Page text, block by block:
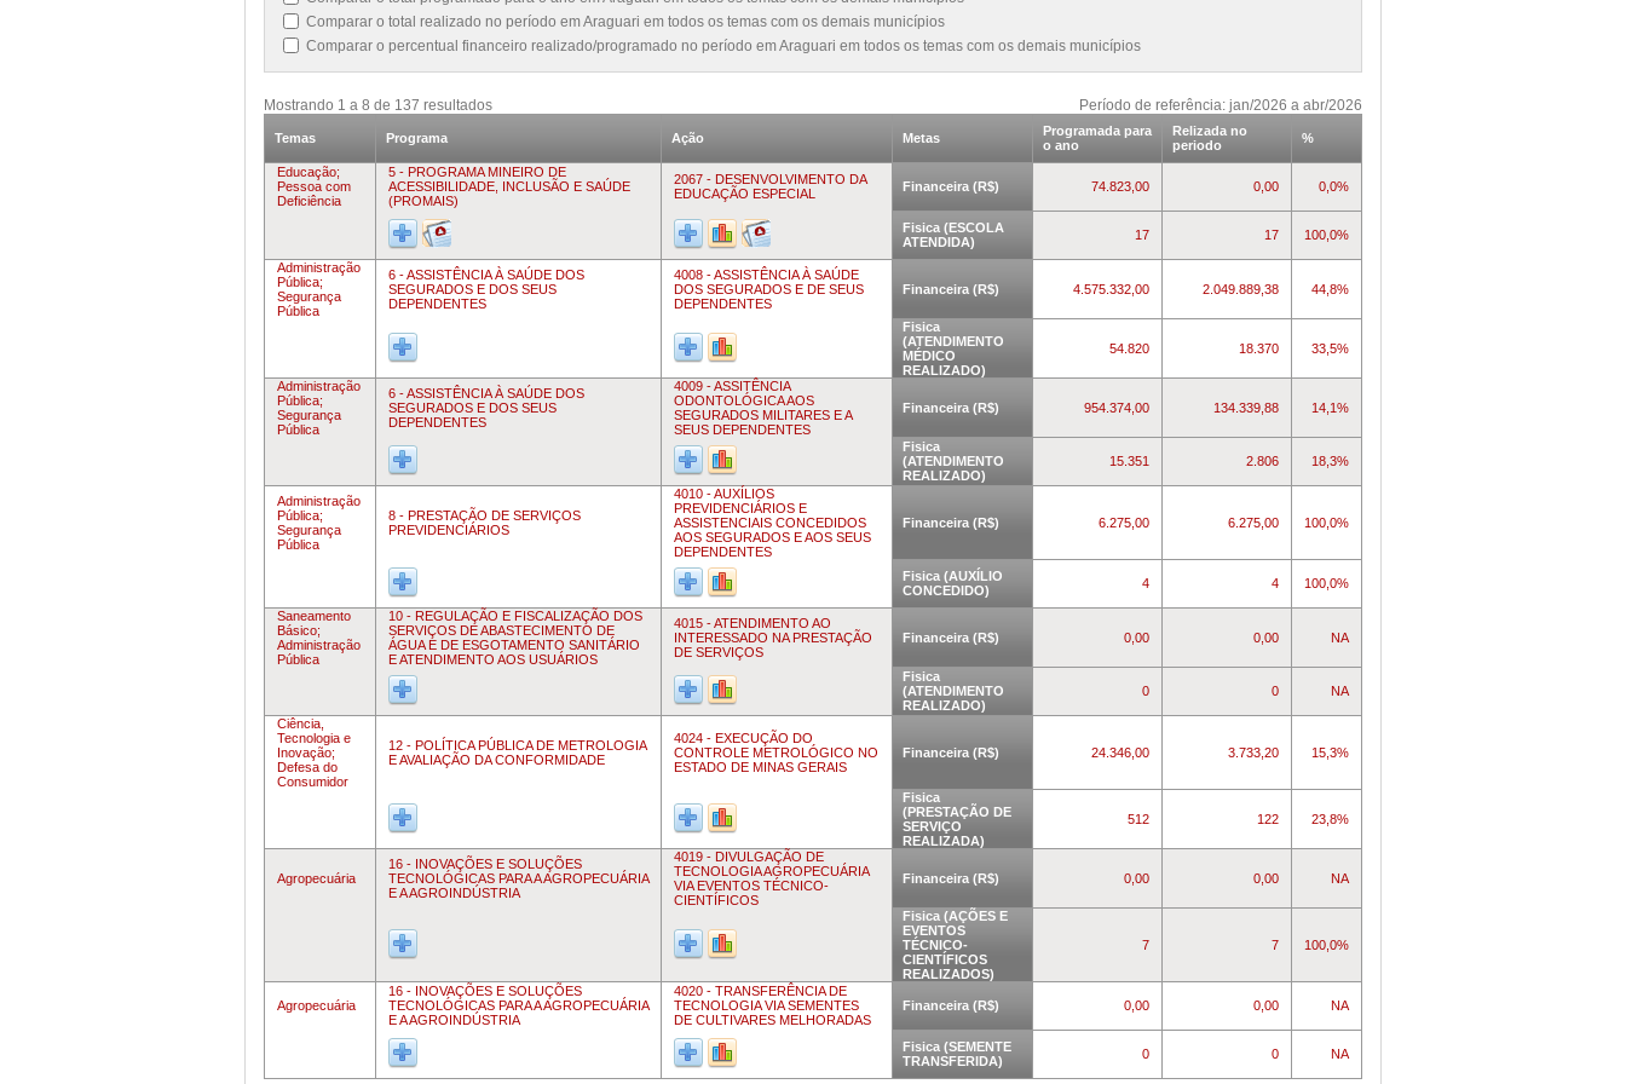
Comparar o total realizado no período em Araguari em todos os temas com os demais municípios
Comparar o percentual financeiro realizado/programado no período em Araguari em todos os temas com os demais municípios
Mostrando 1 a 8 de 137 resultados Período de referência: jan/2026 a abr/2026
Temas Programa Ação Metas
Programada para
o ano
Relizada no
periodo
%
Educação;
Pessoa com
Deficiência
5 - PROGRAMA MINEIRO DE
ACESSIBILIDADE, INCLUSÃO E SAÚDE
(PROMAIS)
2067 - DESENVOLVIMENTO DA
EDUCAÇÃO ESPECIAL
Financeira (R$) 74.823,00 0,00 0,0%
Fisica (ESCOLA
ATENDIDA)
17 17 100,0%
Administração
Pública;
Segurança
Pública
6 - ASSISTÊNCIA À SAÚDE DOS
SEGURADOS E DOS SEUS
DEPENDENTES
4008 - ASSISTÊNCIA À SAÚDE
DOS SEGURADOS E DE SEUS
DEPENDENTES
Financeira (R$) 4.575.332,00 2.049.889,38 44,8%
Fisica
(ATENDIMENTO
MÉDICO
REALIZADO)
54.820 18.370 33,5%
Administração
Pública;
Segurança
Pública
6 - ASSISTÊNCIA À SAÚDE DOS
SEGURADOS E DOS SEUS
DEPENDENTES
4009 - ASSITÊNCIA
ODONTOLÓGICA AOS
SEGURADOS MILITARES E A
SEUS DEPENDENTES
Financeira (R$) 954.374,00 134.339,88 14,1%
Fisica
(ATENDIMENTO
REALIZADO)
15.351 2.806 18,3%
Administração
Pública;
Segurança
Pública
8 - PRESTAÇÃO DE SERVIÇOS
PREVIDENCIÁRIOS
4010 - AUXÍLIOS
PREVIDENCIÁRIOS E
ASSISTENCIAIS CONCEDIDOS
AOS SEGURADOS E AOS SEUS
DEPENDENTES
Financeira (R$) 6.275,00 6.275,00 100,0%
Fisica (AUXÍLIO
CONCEDIDO)
4 4 100,0%
Saneamento
Básico;
Administração
Pública
10 - REGULAÇÃO E FISCALIZAÇÃO DOS
SERVIÇOS DE ABASTECIMENTO DE
ÁGUA E DE ESGOTAMENTO SANITÁRIO
E ATENDIMENTO AOS USUÁRIOS
4015 - ATENDIMENTO AO
INTERESSADO NA PRESTAÇÃO
DE SERVIÇOS
Financeira (R$) 0,00 0,00 NA
Fisica
(ATENDIMENTO
REALIZADO)
0 0 NA
Ciência,
Tecnologia e
Inovação;
Defesa do
Consumidor
12 - POLÍTICA PÚBLICA DE METROLOGIA
E AVALIAÇÃO DA CONFORMIDADE
4024 - EXECUÇÃO DO
CONTROLE METROLÓGICO NO
ESTADO DE MINAS GERAIS
Financeira (R$) 24.346,00 3.733,20 15,3%
Fisica
(PRESTAÇÃO DE
SERVIÇO
REALIZADA)
512 122 23,8%
Agropecuária
16 - INOVAÇÕES E SOLUÇÕES
TECNOLÓGICAS PARA A AGROPECUÁRIA
E A AGROINDÚSTRIA
4019 - DIVULGAÇÃO DE
TECNOLOGIA AGROPECUÁRIA
VIA EVENTOS TÉCNICO-
CIENTÍFICOS
Financeira (R$) 0,00 0,00 NA
Fisica (AÇÕES E
EVENTOS
TÉCNICO-
CIENTÍFICOS
REALIZADOS)
7 7 100,0%
Agropecuária
16 - INOVAÇÕES E SOLUÇÕES
TECNOLÓGICAS PARA A AGROPECUÁRIA
E A AGROINDÚSTRIA
4020 - TRANSFERÊNCIA DE
TECNOLOGIA VIA SEMENTES
DE CULTIVARES MELHORADAS
Financeira (R$) 0,00 0,00 NA
Fisica (SEMENTE
TRANSFERIDA)
0 0 NA